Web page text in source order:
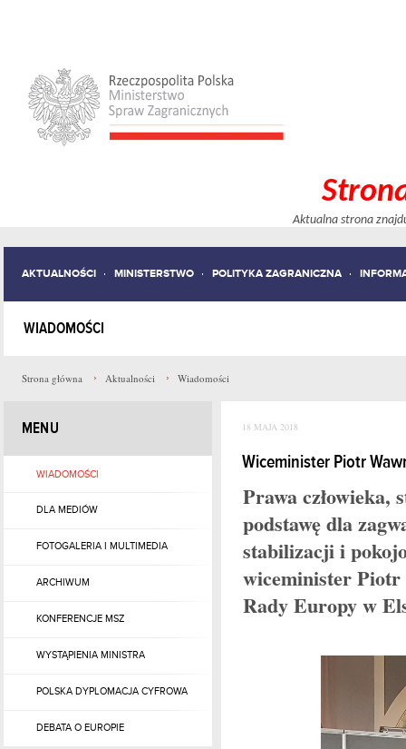
Aktualna strona
AKTUALNOŚCI MINISTERSTWO POLITYKA ZAGRANICZNA
WIADOMOŚCI
Strona główna Aktualności Wiadomości
MENU
WIADOMOŚCI
DLA MEDIÓW
FOTOGALERIA I MULTIMEDIA
ARCHIWUM
KONFERENCJE MSZ
WYSTĄPIENIA MINISTRA
POLSKA DYPLOMACJA CYFROWA
DEBATA O EUROPIE
18 MAJA 2018
Wiceminister Piotr
Prawa człowieka,
podstawę dla
stabilizacji i
wiceminister Piotr
Rady Europy w